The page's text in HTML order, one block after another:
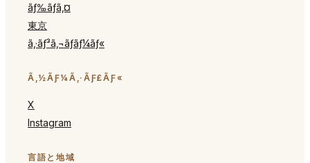
ãƒ‰ãƒã‚¤
東京
ã‚·ãƒ³ã‚¬ãƒãƒ¼ãƒ«
Ã‚½ÃƑ¼Ã‚·ÃƑ£ÃƑ«
X
Instagram
言語と地域